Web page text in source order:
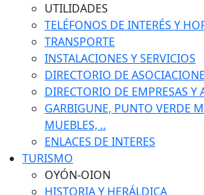
UTILIDADES
TELÉFONOS DE INTERÉS Y
TRANSPORTE
INSTALACIONES Y SERVICIOS
DIRECTORIO DE
DIRECTORIO DE EMPRESAS
GARBIGUNE, PUNTO VERDE
MUEBLES, ..
ENLACES DE INTERES
TURISMO
OYÓN-OION
HISTORIA Y HERÁLDICA